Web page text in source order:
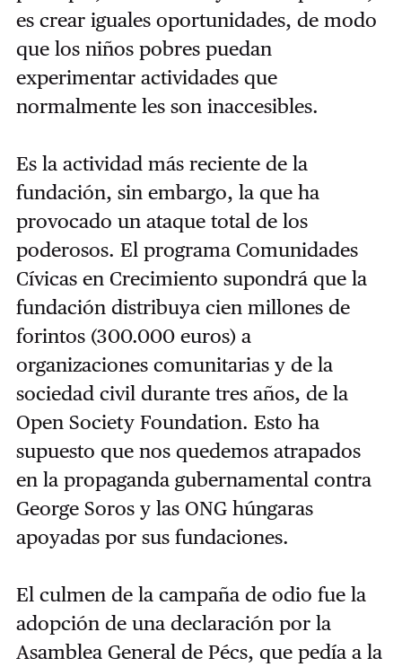
es crear iguales oportunidades, de modo
que los niños pobres puedan
experimentar actividades que
normalmente les son inaccesibles.
Es la actividad más reciente de la
fundación, sin embargo, la que ha
provocado un ataque total de los
poderosos. El programa Comunidades
Cívicas en Crecimiento supondrá que la
fundación distribuya cien millones de
forintos (300.000 euros) a
organizaciones comunitarias y de la
sociedad civil durante tres años, de la
Open Society Foundation. Esto ha
supuesto que nos quedemos atrapados
en la propaganda gubernamental contra
George Soros y las ONG húngaras
apoyadas por sus fundaciones.
El culmen de la campaña de odio fue la
adopción de una declaración por la
Asamblea General de Pécs, que pedía a la